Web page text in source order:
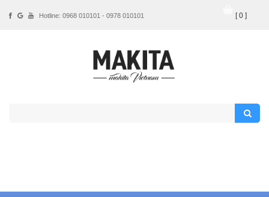
Hotline: 0968 010101 - 0978 010101 [ 0 ]